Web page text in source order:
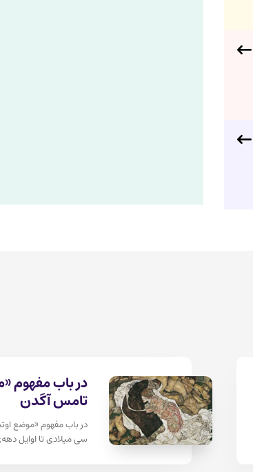
در باب مفهوم
تامس آگدن
در باب مفهوم «موضع
سی میلادی تا اوایل